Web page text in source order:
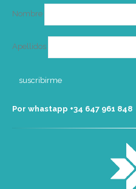
Nombre
Apellidos
Por whastapp +34 ‭647 961 848‬